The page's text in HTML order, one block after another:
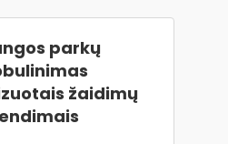
parkų
žaidimų